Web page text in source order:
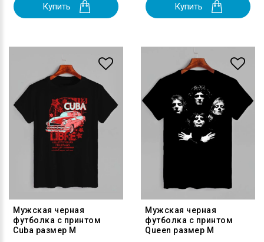
Купить Купить
Мужская черная
футболка с принтом
Cuba размер M
Мужская черная
футболка с принтом
Queen размер M